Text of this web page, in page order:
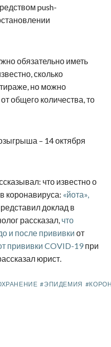
push-
обязательно иметь
сколько
но можно
общего количества, то
– 14 октября
что известно о
коронавируса: «йота»,
доклад в
рассказал, что
и после прививки от
прививки COVID-19при
юрист.
#ЭПИДЕМИЯ